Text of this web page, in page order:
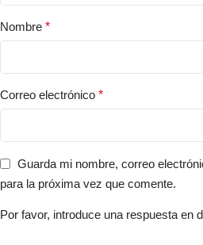
Nombre *
Correo electrónico *
Guarda mi nombre, correo
para la próxima vez que comente.
Por favor, introduce una respuesta en